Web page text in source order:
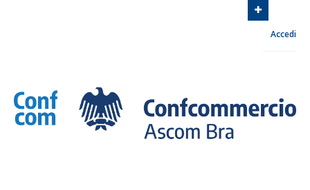
Via EuclideAccedi